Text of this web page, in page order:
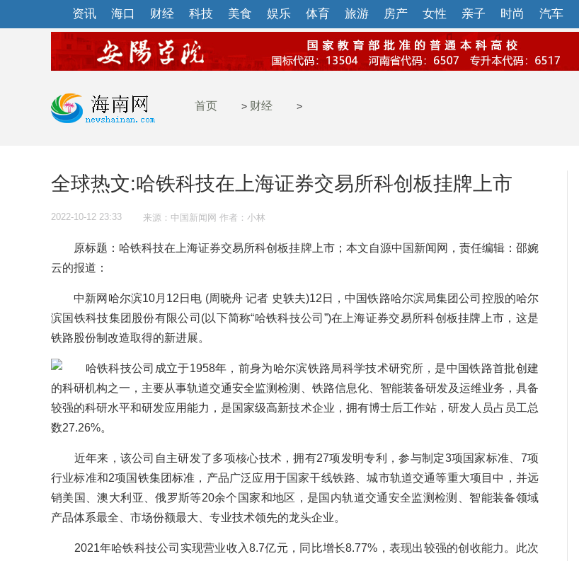
资讯 海口 财经 科技 美食 娱乐 体育 旅游 房产 女性 亲子 时尚 汽车
首页 > 财经 >
全球热文:哈铁科技在上海证券交易所科创板挂牌上市
2022-10-12 23:33 来源：中国新闻网 作者：小林
原标题：哈铁科技在上海证券交易所科创板挂牌上市；本文自源中国新闻网，责任编辑：邵婉
云的报道：
中新网哈尔滨10月12日电 (周晓舟 记者 史轶夫)12日，中国铁路哈尔滨局集团公司控股的哈尔
滨国铁科技集团股份有限公司(以下简称“哈铁科技公司”)在上海证券交易所科创板挂牌上市，这是
铁路股份制改造取得的新进展。
哈铁科技公司成立于1958年，前身为哈尔滨铁路局科学技术研究所，是中国铁路首批创建
的科研机构之一，主要从事轨道交通安全监测检测、铁路信息化、智能装备研发及运维业务，具备
较强的科研水平和研发应用能力，是国家级高新技术企业，拥有博士后工作站，研发人员占员工总
数27.26%。
近年来，该公司自主研发了多项核心技术，拥有27项发明专利，参与制定3项国家标准、7项
行业标准和2项国铁集团标准，产品广泛应用于国家干线铁路、城市轨道交通等重大项目中，并远
销美国、澳大利亚、俄罗斯等20余个国家和地区，是国内轨道交通安全监测检测、智能装备领域
产品体系最全、市场份额最大、专业技术领先的龙头企业。
2021年哈铁科技公司实现营业收入8.7亿元，同比增长8.77%，表现出较强的创收能力。此次